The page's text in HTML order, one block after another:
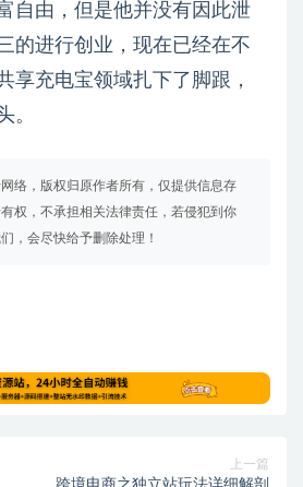
自由，但是他并没有因此泄
的进行创业，现在已经在不
享充电宝领域扎下了脚跟，
。
络，版权归原作者所有，仅提供信息存
权，不承担相关法律责任，若侵犯到你
，会尽快给予删除处理！
上一篇